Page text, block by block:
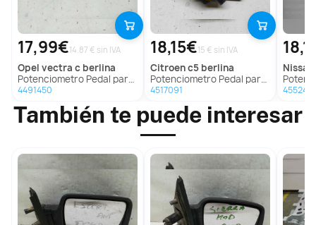
17,99€14.87 € sin IVA
opel vectra c berlina
Potenciometro Pedal para Opel Vectra C Berlina
4491450
18,15€15 € sin IVA
citroenc5 berlina
Potenciometro Pedal para Citroën C5 Berlina
4517091
nissan
También te puede interesar